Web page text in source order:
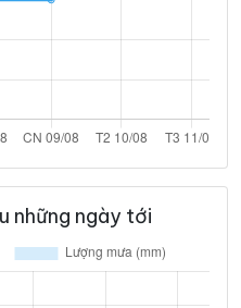
những ngày tới